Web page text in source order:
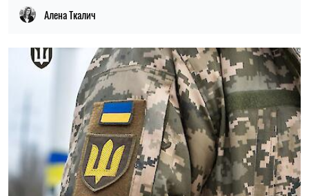
Алена Ткалич